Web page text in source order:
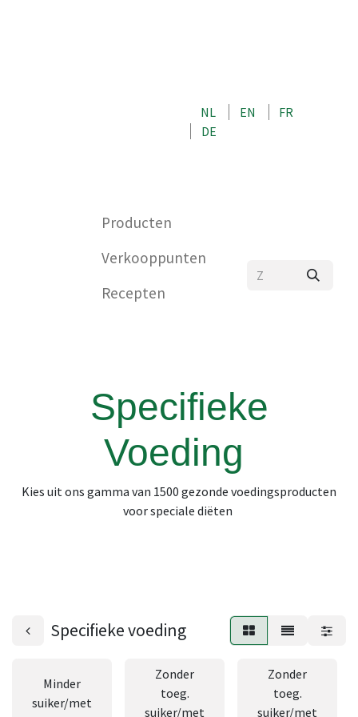
NL EN
FR
DE
Producten
Verkooppunten
Recepten
Specifieke
Voeding
Kies uit ons gamma van 1500 gezonde voedingsproducten
voor speciale diëten
Specifieke voeding
Minder
suiker/met
Zonder
toeg.
suiker/met
Zonder
toeg.
suiker/met